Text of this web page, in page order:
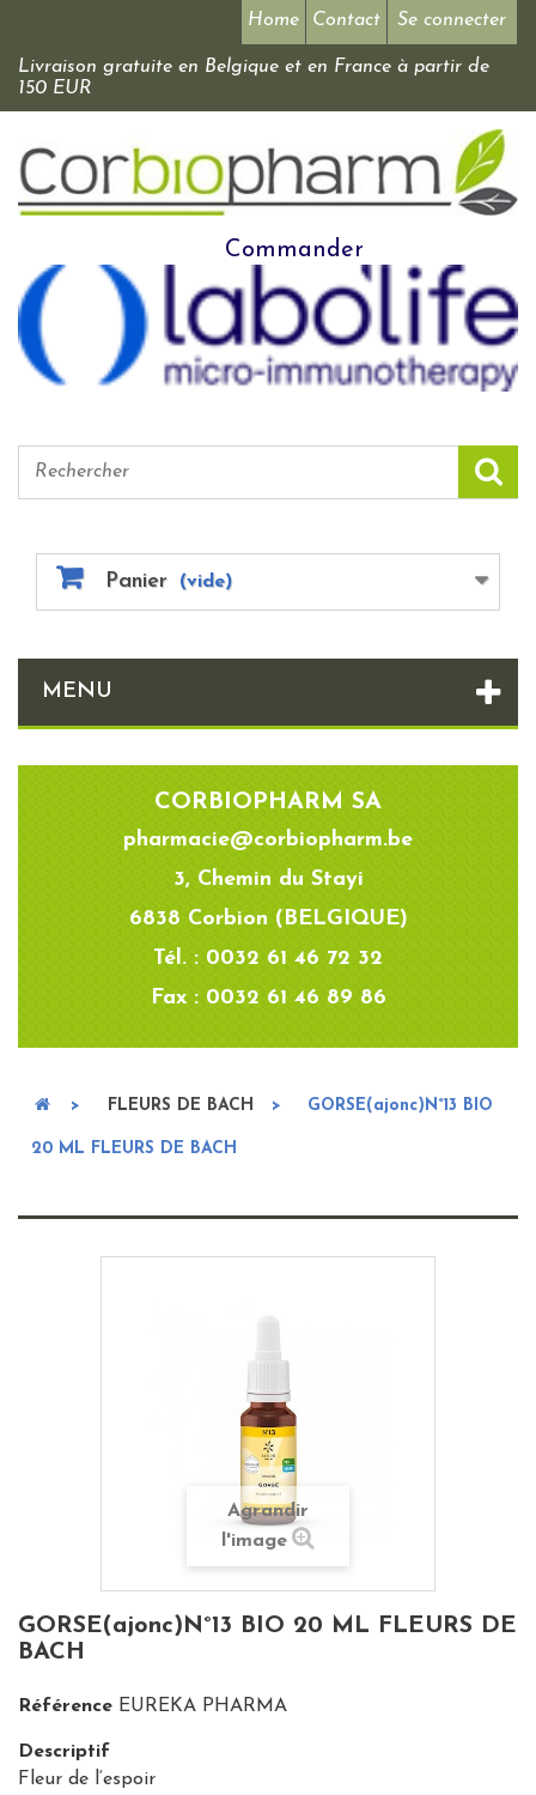
Se connecter
Home Contact
Livraison gratuite en Belgique et en France à partir de
150 EUR
Commander
Panier (vide)
MENU
CORBIOPHARM SA
pharmacie@corbiopharm.be
3, Chemin du Stayi
6838 Corbion (BELGIQUE)
Tél. : 0032 61 46 72 32
Fax : 0032 61 46 89 86
> FLEURS DE BACH > GORSE(ajonc)N°13 BIO
20 ML FLEURS DE BACH
Agrandir
l'image
GORSE(ajonc)N°13 BIO 20 ML FLEURS DE
BACH
Référence EUREKA PHARMA
Descriptif
Fleur de l‘espoir